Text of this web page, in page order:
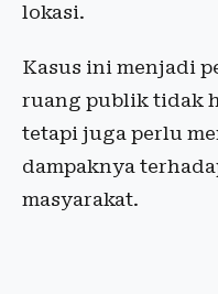
lokasi.
Kasus ini menjadi
ruang publik tidak
tetapi juga perlu
dampaknya
masyarakat.